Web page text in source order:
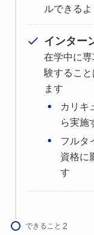
ルできる
インター
在学中に
験するこ
ます
カリキ
ら実施
フルタ
資格に
す
できること